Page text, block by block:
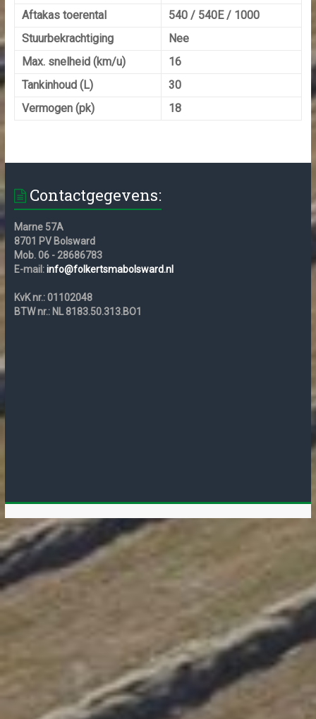
Aftakas toerental
540 / 540E / 1000
Stuurbekrachtiging
Nee
Max. snelheid (km/u)
16
Tankinhoud (L)
30
Vermogen (pk)
18
Contactgegevens:
Marne 57A
8701 PV Bolsward
Mob. 06 - 28686783
E-mail:info@folkertsmabolsward.nl
KvK nr.: 01102048
BTW nr.: NL 8183.50.313.BO1